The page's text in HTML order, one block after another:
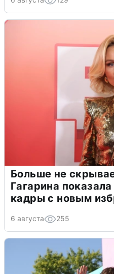
Больше не
Гагарина
кадры с новым
6 августа 255